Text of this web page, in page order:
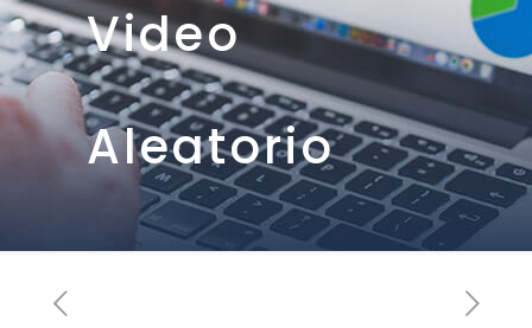
Video
Aleatorio